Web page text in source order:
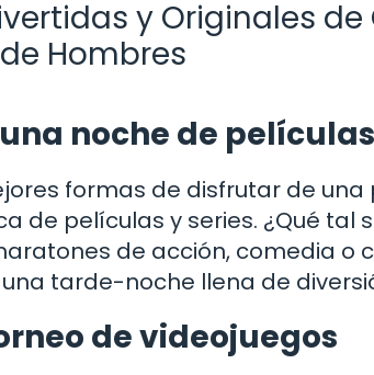
y Originales
Hombres
noche de
formas de disfrutar de
de películas y series. ¿Qué tal
de acción, comedia o
tarde-noche llena de
de videojuegos